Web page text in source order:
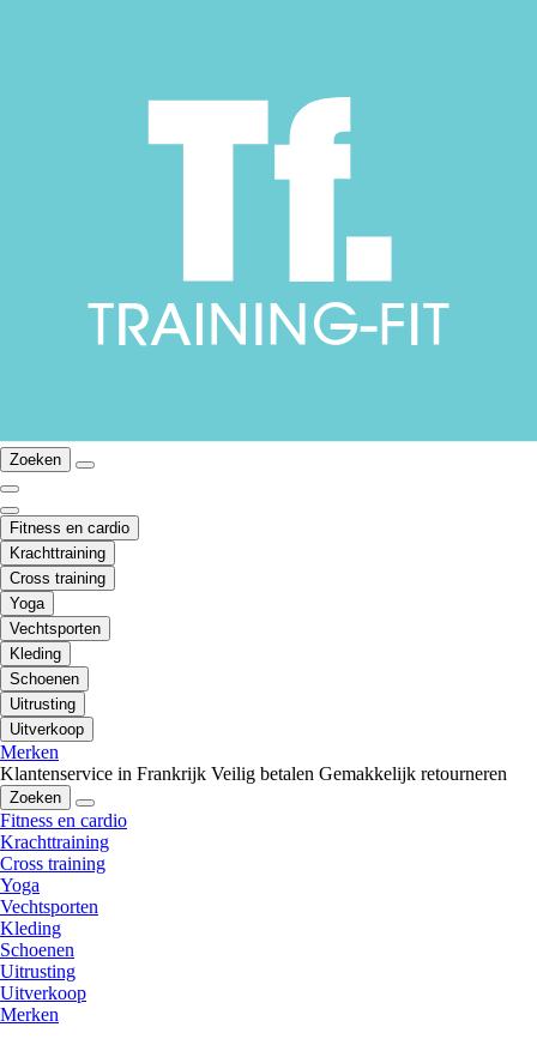
Zoeken
Fitness en cardio
Krachttraining
Cross training
Yoga
Vechtsporten
Kleding
Schoenen
Uitrusting
Uitverkoop
Merken
Klantenservice in Frankrijk Veilig betalen Gemakkelijk retourneren
Zoeken
Fitness en cardio
Krachttraining
Cross training
Yoga
Vechtsporten
Kleding
Schoenen
Uitrusting
Uitverkoop
Merken